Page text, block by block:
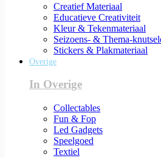
Creatief Materiaal
Educatieve Creativiteit
Kleur & Tekenmateriaal
Seizoens- & Thema-
Stickers & Plakmateriaal
Overige
In Overige
Collectables
Fun & Fop
Led Gadgets
Speelgoed
Textiel